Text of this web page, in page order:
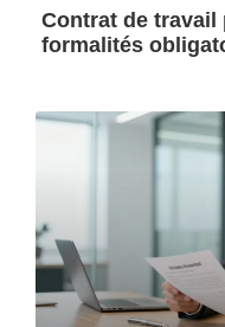
Contrat de travail
formalités